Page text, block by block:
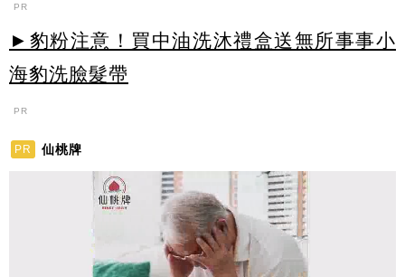
PR
►豹粉注意！買中油洗沐禮盒送無所事事小
海豹洗臉髮帶
PR
PR 仙桃牌